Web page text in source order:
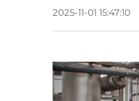
2025-11-01 15:47:10